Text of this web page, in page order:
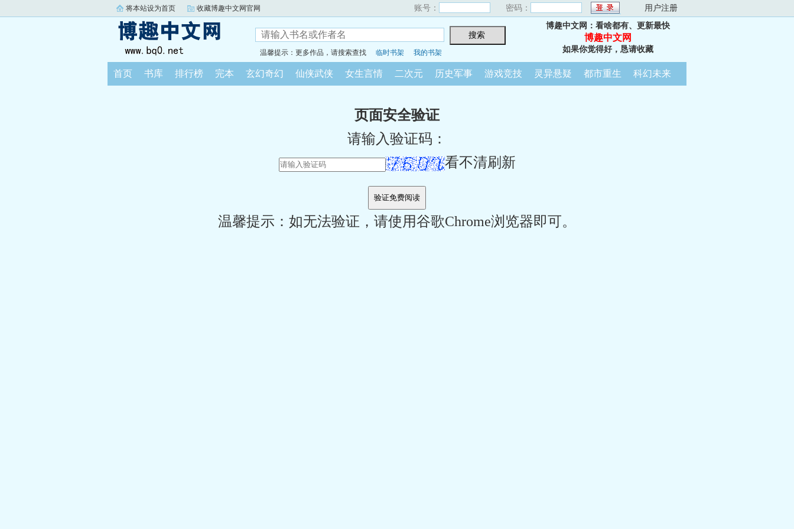
将本站设为首页 收藏博趣中文网官网 账号： 密码： 用户注册
温馨提示：更多作品，请搜索查找 临时书架 我的书架
博趣中文网：看啥都有、更新最快
博趣中文网
如果你觉得好，恳请收藏
首页 书库 排行榜 完本 玄幻奇幻 仙侠武侠 女生言情 二次元 历史军事 游戏竞技 灵异悬疑 都市重生 科幻未来
页面安全验证
请输入验证码：
看不清刷新
温馨提示：如无法验证，请使用谷歌Chrome浏览器即可。